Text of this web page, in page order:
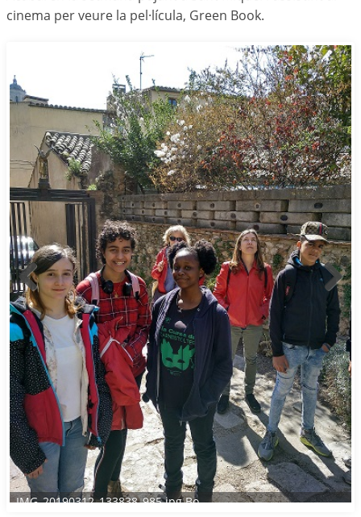
cinema per veure la pel·lícula, Green Book.
IMG_20190312_133838_985.jpg Bo